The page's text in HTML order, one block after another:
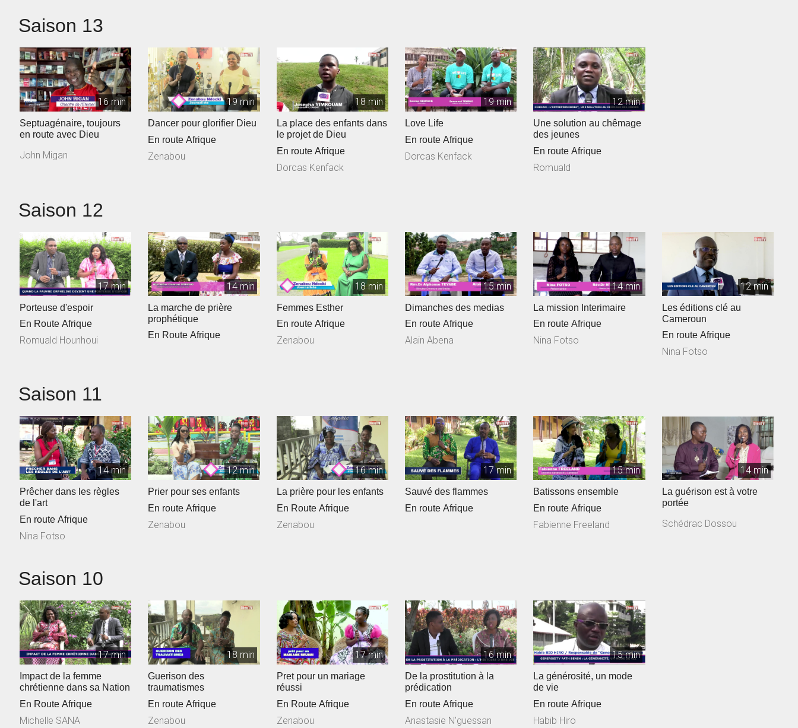
Saison 13
16 min
Septuagénaire, toujours
en route avec Dieu
John Migan
19 min
Dancer pour glorifier Dieu
En route Afrique
Zenabou
18 min
La place des enfants dans
le projet de Dieu
En route Afrique
Dorcas Kenfack
19 min
Love Life
En route Afrique
Dorcas Kenfack
12 min
Une solution au chêmage
des jeunes
En route Afrique
Romuald
Saison 12
17 min
Porteuse d'espoir
En Route Afrique
Romuald Hounhoui
14 min
La marche de prière
prophétique
En Route Afrique
18 min
Femmes Esther
En route Afrique
Zenabou
15 min
Dimanches des medias
En route Afrique
Alain Abena
14 min
La mission Interimaire
En route Afrique
Nina Fotso
12 min
Les éditions clé au
Cameroun
En route Afrique
Nina Fotso
Saison 11
14 min
Prêcher dans les règles
de l'art
En route Afrique
Nina Fotso
12 min
Prier pour ses enfants
En route Afrique
Zenabou
16 min
La prière pour les enfants
En Route Afrique
Zenabou
17 min
Sauvé des flammes
En route Afrique
15 min
Batissons ensemble
En route Afrique
Fabienne Freeland
14 min
La guérison est à votre
portée
Schédrac Dossou
Saison 10
17 min
Impact de la femme
chrétienne dans sa Nation
En Route Afrique
Michelle SANA
18 min
Guerison des
traumatismes
En route Afrique
Zenabou
17 min
Pret pour un mariage
réussi
En Route Afrique
Zenabou
16 min
De la prostitution à la
prédication
En route Afrique
Anastasie N'guessan
15 min
La générosité, un mode
de vie
En route Afrique
Habib Hiro